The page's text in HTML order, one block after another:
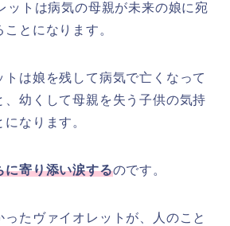
ットは病気の母親が未来の娘に宛
とになります。
トは娘を残して病気で亡くなって
、幼くして母親を失う子供の気持
なります。
に寄り添い涙するのです。
ったヴァイオレットが、人のこと